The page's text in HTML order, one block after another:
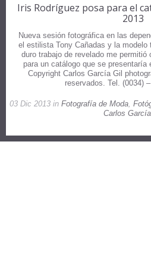
Iris Rodríguez posa para el
2013
Nueva sesión fotográfica en las
el estilista Tony Cañadas y la modelo
duro trabajo de revelado me permitió
para un catálogo que se presentaría
Copyright Carlos García Gil
reservados. Tel. (0034)
03 Dic 2013 in Fotografía de Moda
Carlos